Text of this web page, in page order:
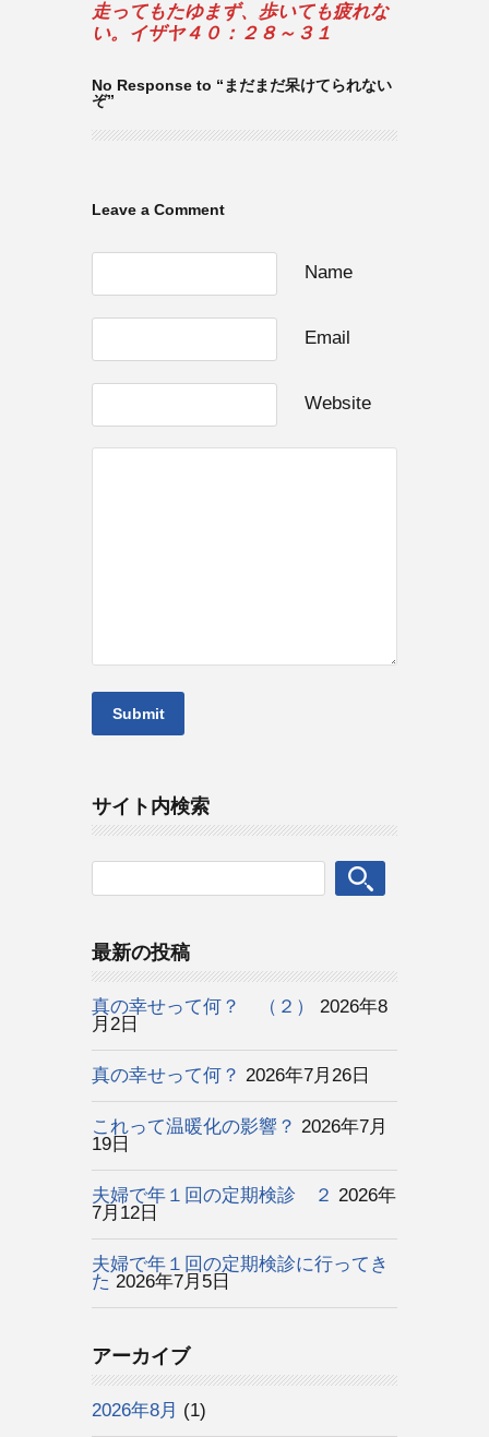
走ってもたゆまず、歩いても疲れな
い。イザヤ４０：２８～３１
No Response to “まだまだ呆けてられない
ぞ”
Leave a Comment
Name
Email
Website
サイト内検索
最新の投稿
真の幸せって何？ （２）
2026年8
月2日
真の幸せって何？ 2026年7月26日
これって温暖化の影響？ 2026年7月
19日
夫婦で年１回の定期検診 ２ 2026年
7月12日
夫婦で年１回の定期検診に行ってき
た 2026年7月5日
アーカイブ
2026年8月 (1)